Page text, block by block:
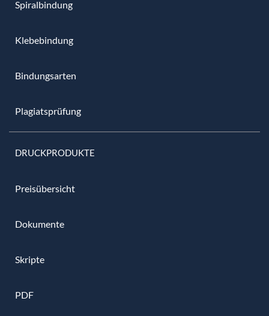
Spiralbindung
Klebebindung
Bindungsarten
Plagiatsprüfung
DRUCKPRODUKTE
Preisübersicht
Dokumente
Skripte
PDF